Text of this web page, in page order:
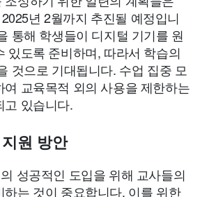
년 2월까지 추진될 예정입니
통해 학생들이 디지털 기기를 원
있도록 준비하며, 따라서 학습의
것으로 기대됩니다. 수업 집중 모
여 교육목적 외의 사용을 제한하는
고 있습니다.
원 방안
성공적인 도입을 위해 교사들의
하는 것이 중요합니다. 이를 위한